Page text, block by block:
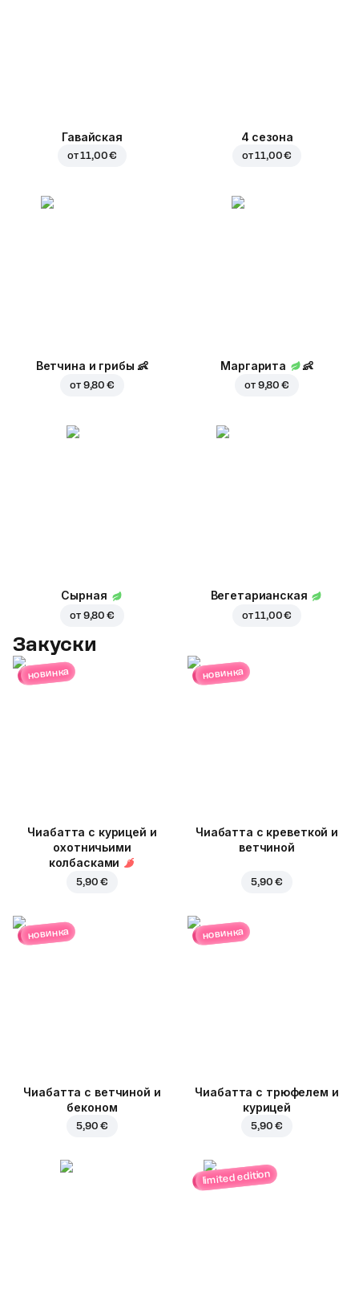
Гавайская
от11,00 €
4 сезона
от11,00 €
Ветчина и грибы 👶
от 9,80 €
Маргарита 👶
от 9,80 €
Сырная
от 9,80 €
Вегетарианская
от11,00 €
Закуски
новинка
Чиабатта с курицей и
охотничьими
колбасками
5,90 €
новинка
Чиабатта с креветкой и
ветчиной
5,90 €
новинка
Чиабатта с ветчиной и
беконом
5,90 €
новинка
Чиабатта с трюфелем и
курицей
5,90 €
limited edition